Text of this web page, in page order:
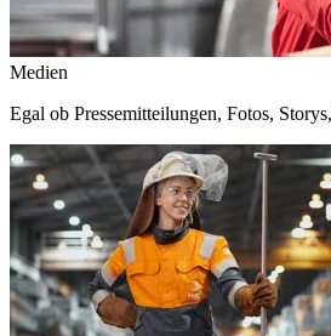
Medien
Egal ob Pressemitteilungen, Fotos,